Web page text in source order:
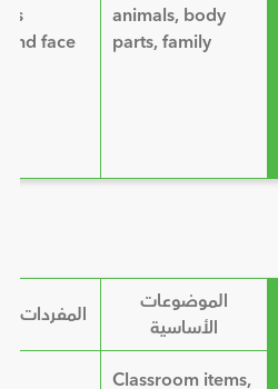
animals, body
parts, family
face
الموضوعات
الأساسية
المفردات
Classroom items,